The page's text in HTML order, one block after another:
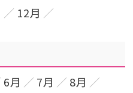
12月
6月 7月
8月